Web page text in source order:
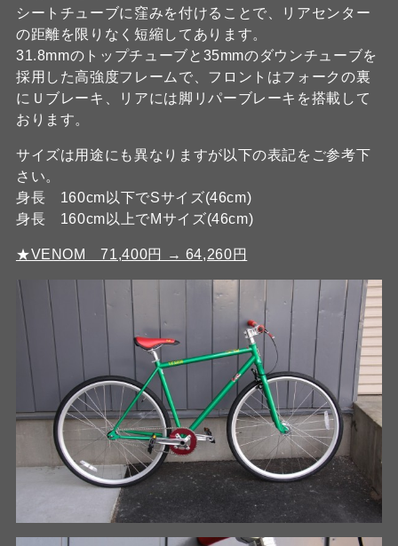
シートチューブに窪みを付けることで、リアセンター
の距離を限りなく短縮してあります。
31.8mmのトップチューブと35mmのダウンチューブを
採用した高強度フレームで、フロントはフォークの裏
にＵブレーキ、リアには脚リパーブレーキを搭載して
おります。
サイズは用途にも異なりますが以下の表記をご参考下
さい。
身長 160cm以下でSサイズ(46cm)
身長 160cm以上でMサイズ(46cm)
★VENOM 71,400円 → 64,260円